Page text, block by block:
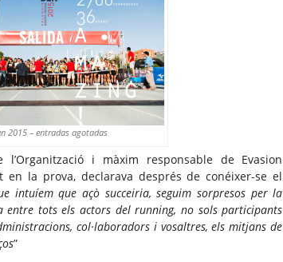
2015 – entradas agotadas
l’Organització i màxim responsable de Evasion
en la prova, declarava després de conéixer-se el
intuíem que açò succeiria, seguim sorpresos per la
entre tots els actors del running, no sols participants
col·laboradors i vosaltres, els mitjans de
”